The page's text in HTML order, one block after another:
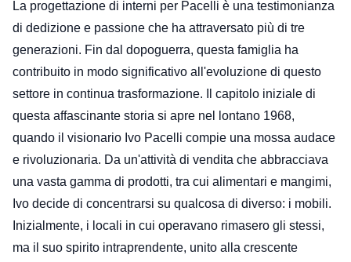
La progettazione di interni per Pacelli è una testimonianza
di dedizione e passione che ha attraversato più di tre
generazioni. Fin dal dopoguerra, questa famiglia ha
contribuito in modo significativo all'evoluzione di questo
settore in continua trasformazione. Il capitolo iniziale di
questa affascinante storia si apre nel lontano 1968,
quando il visionario Ivo Pacelli compie una mossa audace
e rivoluzionaria. Da un'attività di vendita che abbracciava
una vasta gamma di prodotti, tra cui alimentari e mangimi,
Ivo decide di concentrarsi su qualcosa di diverso: i mobili.
Inizialmente, i locali in cui operavano rimasero gli stessi,
ma il suo spirito intraprendente, unito alla crescente